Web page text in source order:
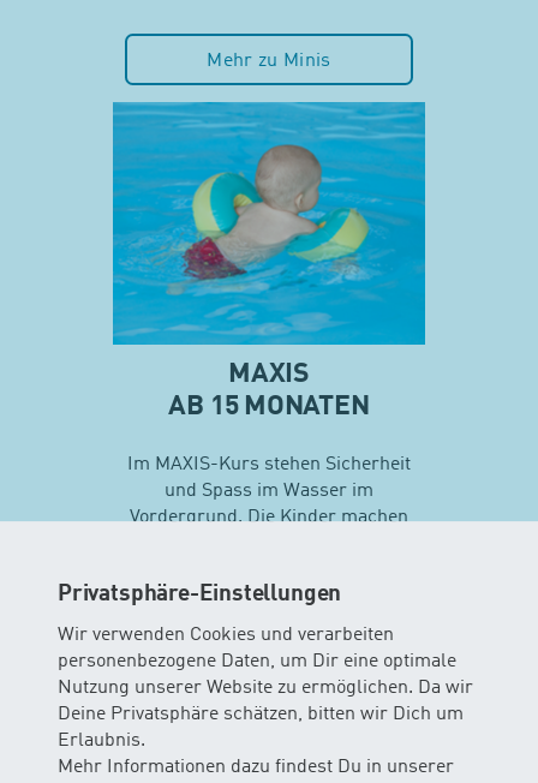
Privatsphäre-Einstellungen
Wir verwenden Cookies und verarbeiten
personenbezogene Daten, um Dir eine optimale
Nutzung unserer Website zu ermöglichen. Da wir
Deine Privatsphäre schätzen, bitten wir Dich um
Erlaubnis.
Mehr Informationen dazu findest Du in unserer
Mehr zu Minis
MAXIS
AB 15 MONATEN
Im MAXIS-Kurs stehen Sicherheit
und Spass im Wasser im
Vordergrund. Die Kinder machen
Schwimmtechniken…
Mehr zu Maxis